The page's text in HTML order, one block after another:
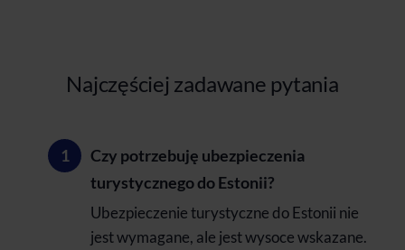
Najczęściej zadawane pytania
Czy potrzebuję ubezpieczenia
turystycznego do Estonii?
Ubezpieczenie turystyczne do Estonii nie
jest wymagane, ale jest wysoce wskazane.